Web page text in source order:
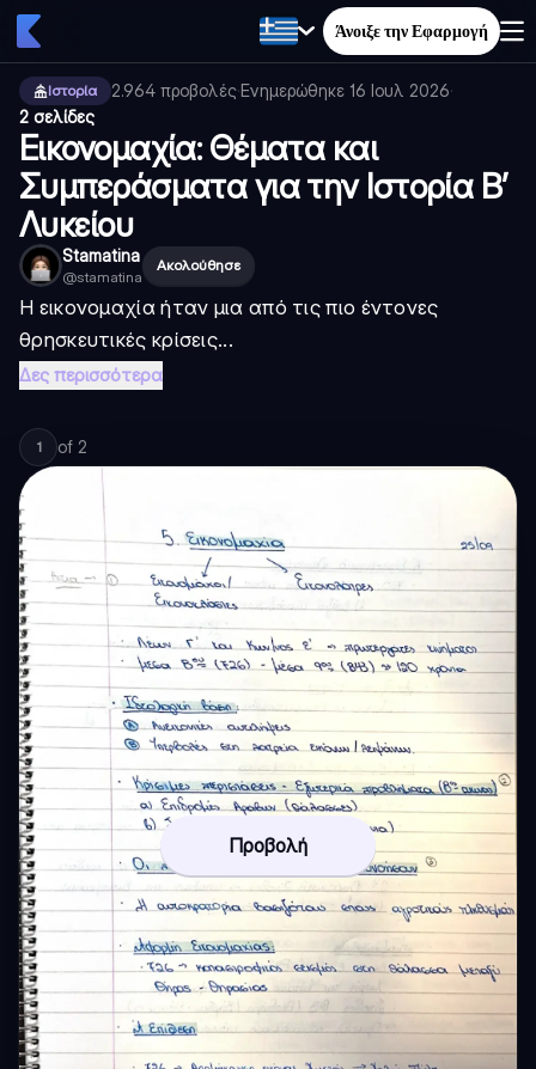
Άνοιξε την Εφαρμογή
Ιστορία 2.964 προβολές·Ενημερώθηκε 16 Ιουλ 2026·
2 σελίδες
Εικονομαχία: Θέματα και
Συμπεράσματα για την Ιστορία Β’
Λυκείου
Stamatina
@stamatina
Ακολούθησε
Η εικονομαχία ήταν μια από τις πιο έντονες
θρησκευτικές κρίσεις...
Δες περισσότερα
1 of 2
Προβολή